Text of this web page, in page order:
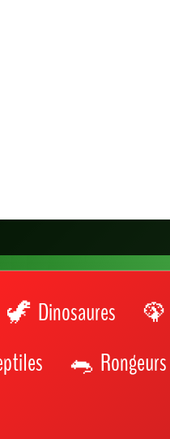
Dinosaures
Reptiles Rongeurs